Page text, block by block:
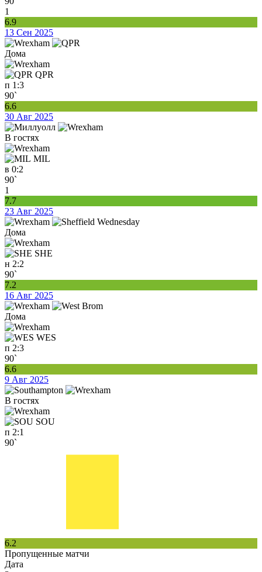
1
6.9
13 Сен 2025
Дома
QPR
п 1:3
90`
6.6
30 Авг 2025
В гостях
MIL
в 0:2
90`
1
7.7
23 Авг 2025
Дома
SHE
н 2:2
90`
7.2
16 Авг 2025
Дома
WES
п 2:3
90`
6.6
9 Авг 2025
В гостях
SOU
п 2:1
90`
6.2
Пропущенные матчи
Дата